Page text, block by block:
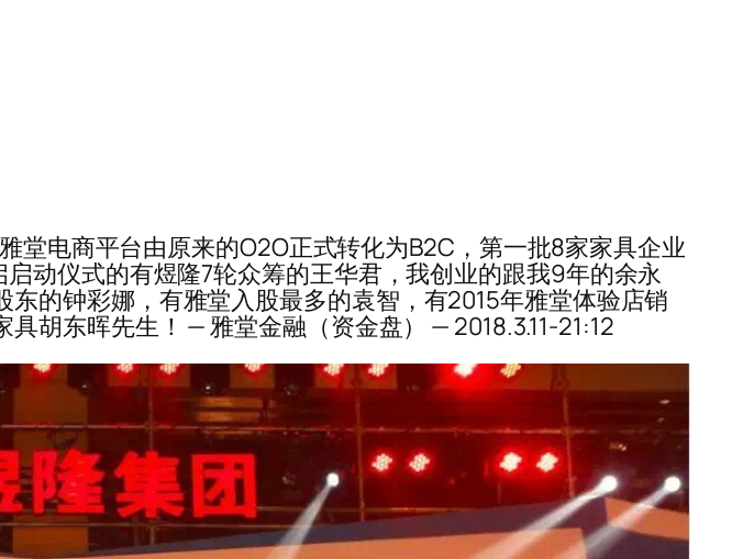
堂电商平台由原来的O2O正式转化为B2C，第一批8家家具企业
动仪式的有煜隆7轮众筹的王华君，我创业的跟我9年的余永
的钟彩娜，有雅堂入股最多的袁智，有2015年雅堂体验店销
胡东晖先生！ — 雅堂金融（资金盘） — 2018.3.11-21:12